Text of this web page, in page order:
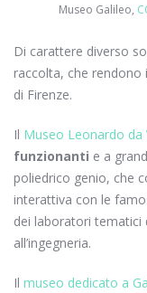
Museo Galileo,
Di carattere diverso
raccolta, che
di Firenze.
Il Museo Leonardo da
funzionanti e a
poliedrico genio, che
interattiva con le
dei laboratori tematici
all’ingegneria.
Il museo dedicato a